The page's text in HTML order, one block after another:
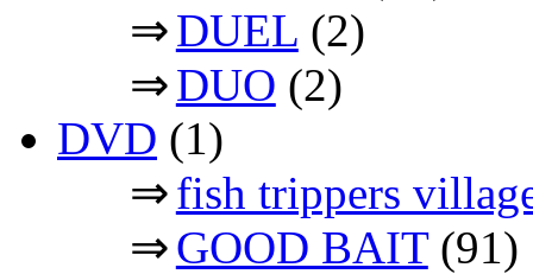
⇒DUEL (2)
⇒DUO (2)
DVD (1)
⇒fish trippers
⇒GOOD BAIT(91)